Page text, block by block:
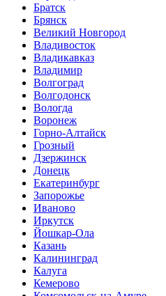
Братск
Брянск
Великий Новгород
Владивосток
Владикавказ
Владимир
Волгоград
Волгодонск
Вологда
Воронеж
Горно-Алтайск
Грозный
Дзержинск
Донецк
Екатеринбург
Запорожье
Иваново
Иркутск
Йошкар-Ола
Казань
Калининград
Калуга
Кемерово